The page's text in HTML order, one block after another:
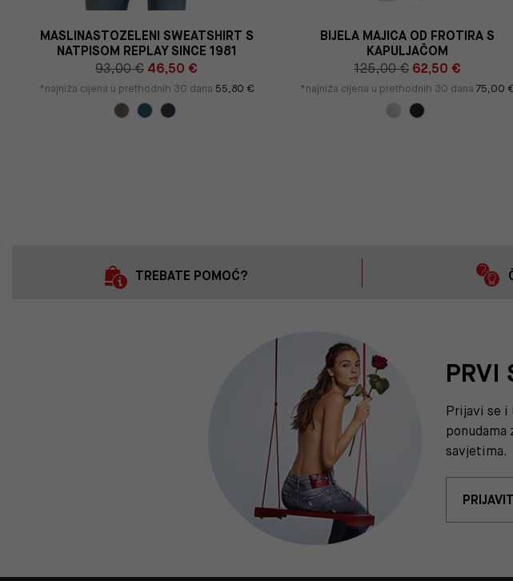
MASLINASTOZELENI SWEATSHIRT S
NATPISOM REPLAY SINCE 1981
93,00 € 46,50 €
*najniža cijena u prethodnih 30 dana 55,80 €
BIJELA MAJICA OD FROTIRA S
KAPULJAČOM
125,00 € 62,50 €
*najniža cijena u prethodnih 30 dana 75,00
TREBATE POMOĆ?
PRVI
Prijavi se i
savjetima.